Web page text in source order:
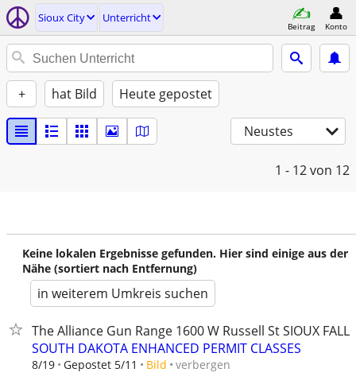
Sioux City Unterricht
Beitrag Konto
+ hat Bild Heute gepostet
Neustes
1 - 12von 12
Keine lokalen Ergebnisse gefunden. Hier sind einige aus der
Nähe (sortiert nach Entfernung)
in weiterem Umkreis suchen
The Alliance Gun Range 1600 W Russell St SIOUX
SOUTH DAKOTA ENHANCED PERMIT CLASSES
8/19 Gepostet 5/11 Bild verbergen